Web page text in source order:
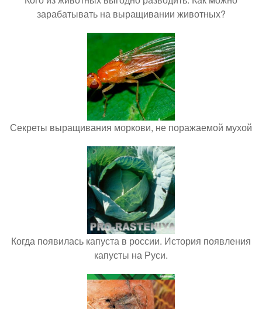
зарабатывать на выращивании животных?
Секреты выращивания моркови, не поражаемой мухой
Когда появилась капуста в россии. История появления
капусты на Руси.